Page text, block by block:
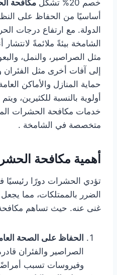
خصم 20% تشكل
مكافحة
أساسيًا من الحفاظ على
الدولة. مع ارتفاع درجات
الشامخة بيئةً ملائمةً
مثل الصراصير، والنمل،
إلى آفات أخرى مثل الفئران
حماية المنازل والأماكن
أولوية بالنسبة للكثيرين،
خدمات مكافحة الحشرات
متخصصة في الشامخة .
أهمية مكافحة
تؤدي الحشرات دورًا رئيسيًا
الضرر بالممتلكات، مما
غنى عنه. حيث تساهم
الحفاظ على الصحة
الصراصير والفئران
وفيروسات تسبب